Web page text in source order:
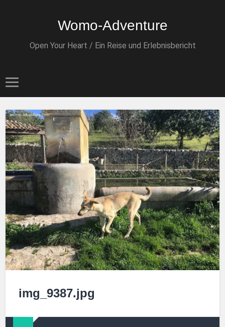
Womo-Adventure
Open Your Heart / Ein Reise und Erlebnisbericht
img_9387.jpg